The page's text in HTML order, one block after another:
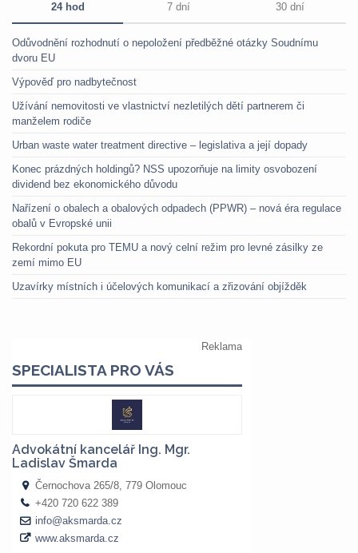
24 hod 7 dní 30 dní
Odůvodnění rozhodnutí o nepoložení předběžné otázky Soudnímu
dvoru EU
Výpověď pro nadbytečnost
Užívání nemovitosti ve vlastnictví nezletilých dětí partnerem či
manželem rodiče
Urban waste water treatment directive – legislativa a její dopady
Konec prázdných holdingů? NSS upozorňuje na limity osvobození
dividend bez ekonomického důvodu
Nařízení o obalech a obalových odpadech (PPWR) – nová éra regulace
obalů v Evropské unii
Rekordní pokuta pro TEMU a nový celní režim pro levné zásilky ze
zemí mimo EU
Uzavírky místních i účelových komunikací a zřizování objížděk